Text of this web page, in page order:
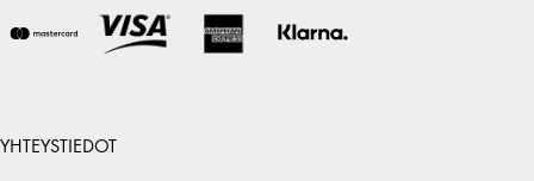
YHTEYSTIEDOT